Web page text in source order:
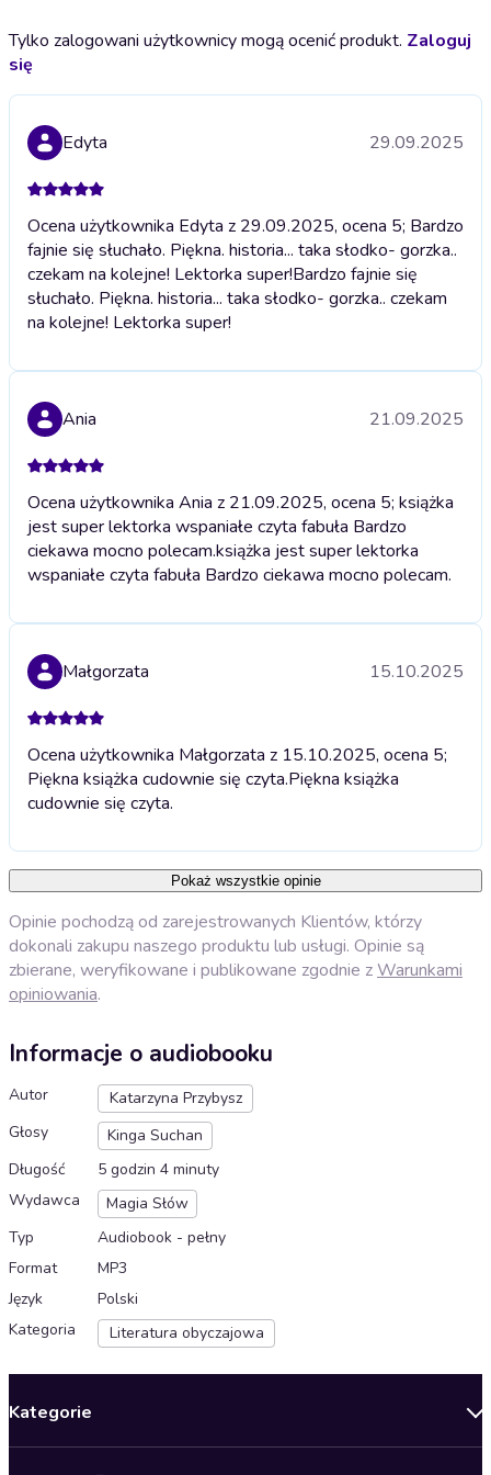
Tylko zalogowani użytkownicy mogą ocenić produkt. Zaloguj
się
Edyta 29.09.2025
Ocena użytkownika Edyta z 29.09.2025, ocena 5; Bardzo
fajnie się słuchało. Piękna. historia... taka słodko- gorzka..
czekam na kolejne! Lektorka super!Bardzo fajnie się
słuchało. Piękna. historia... taka słodko- gorzka.. czekam
na kolejne! Lektorka super!
Ania 21.09.2025
Ocena użytkownika Ania z 21.09.2025, ocena 5; książka
jest super lektorka wspaniałe czyta fabuła Bardzo
ciekawa mocno polecam.książka jest super lektorka
wspaniałe czyta fabuła Bardzo ciekawa mocno polecam.
Małgorzata 15.10.2025
Ocena użytkownika Małgorzata z 15.10.2025, ocena 5;
Piękna książka cudownie się czyta.Piękna książka
cudownie się czyta.
Pokaż wszystkie opinie
Opinie pochodzą od zarejestrowanych Klientów, którzy
dokonali zakupu naszego produktu lub usługi. Opinie są
zbierane, weryfikowane i publikowane zgodnie zWarunkami
opiniowania.
Informacje o audiobooku
Autor
Katarzyna Przybysz
Głosy
Kinga Suchan
Długość
5 godzin 4 minuty
Wydawca
Magia Słów
Typ
Audiobook - pełny
Format
MP3
Język
Polski
Kategoria
Literatura obyczajowa
Kategorie